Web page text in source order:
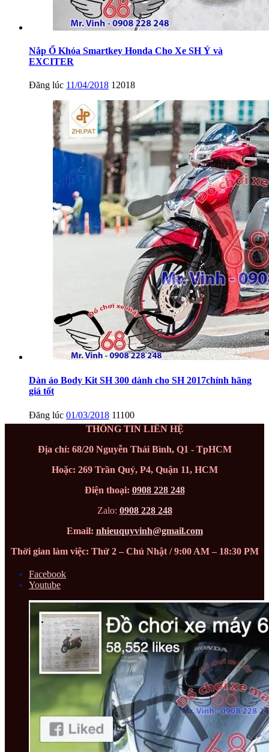
Nắp Ổ Khóa Smartkey Honda Cho Xe SH Ý và
EXCITER
Đăng lúc 11/04/2018 12018
Dàn áo Body Kit SH 300 dành cho SH 2017chính hãng
giá tốt
Đăng lúc 01/03/2018 11100
THÔNG TIN LIÊN HỆ
Địa chỉ: 68/20 Nguyễn Thái Bình, Q1 - TpHCM
Hoặc: 269 Trần Quý, P4, Quận 11, HCM
Điện thoại: 0908 228 248
Zalo: 0908 228 248
Email: nhieuquyvinh@gmail.com
Thời gian làm việc: Thứ 2 – Chủ Nhật / 9:00 AM – 18:30 PM
Facebook
Youtube